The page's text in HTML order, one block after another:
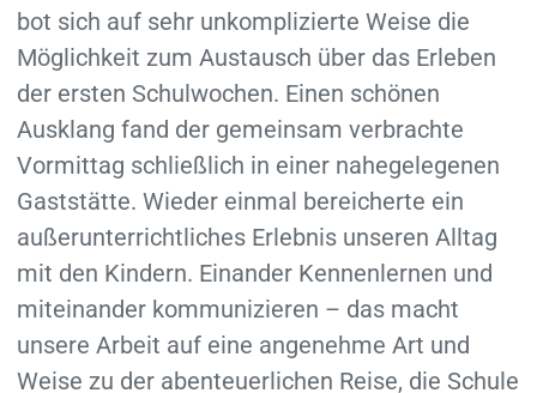
bot sich auf sehr unkomplizierte Weise die
Möglichkeit zum Austausch über das Erleben
der ersten Schulwochen. Einen schönen
Ausklang fand der gemeinsam verbrachte
Vormittag schließlich in einer nahegelegenen
Gaststätte. Wieder einmal bereicherte ein
außerunterrichtliches Erlebnis unseren Alltag
mit den Kindern. Einander Kennenlernen und
miteinander kommunizieren – das macht
unsere Arbeit auf eine angenehme Art und
Weise zu der abenteuerlichen Reise, die Schule